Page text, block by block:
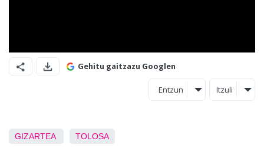
Gehitu gaitzazu Googlen
Entzun Itzuli
GIZARTEA TOLOSA